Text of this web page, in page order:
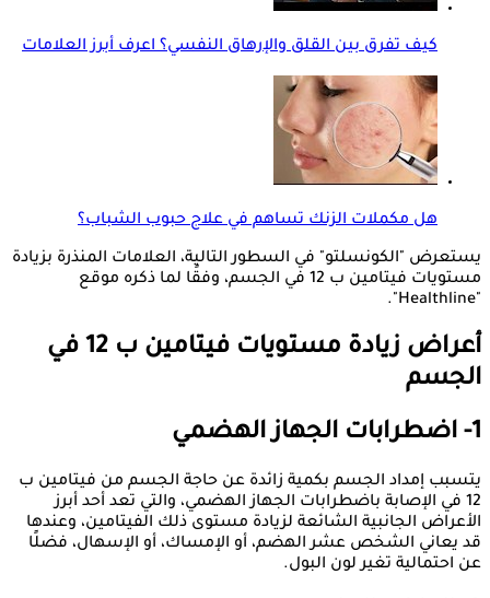
كيف تفرق بين القلق والإرهاق النفسي؟ اعرف أبرز العلامات
هل مكملات الزنك تساهم في علاج حبوب الشباب؟
يستعرض "الكونسلتو" في السطور التالية، العلامات المنذرة بزيادة
مستويات فيتامين ب 12 في الجسم، وفقًا لما ذكره موقع
"Healthline".
أعراض زيادة مستويات فيتامين ب 12 في
الجسم
1- اضطرابات الجهاز الهضمي
يتسبب إمداد الجسم بكمية زائدة عن حاجة الجسم من فيتامين ب
12 في الإصابة باضطرابات الجهاز الهضمي، والتي تعد أحد أبرز
الأعراض الجانبية الشائعة لزيادة مستوى ذلك الفيتامين، وعندها
قد يعاني الشخص عشر الهضم، أو الإمساك، أو الإسهال، فضلًا
عن احتمالية تغير لون البول.